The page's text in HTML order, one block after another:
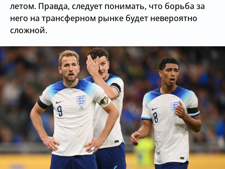
летом. Правда, следует понимать, что борьба за
него на трансферном рынке будет невероятно
сложной.